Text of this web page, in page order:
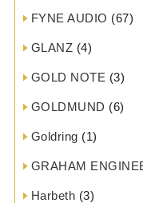
FYNE AUDIO (67)
GLANZ (4)
GOLD NOTE (3)
GOLDMUND (6)
Goldring (1)
GRAHAM
Harbeth (3)